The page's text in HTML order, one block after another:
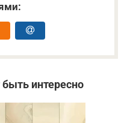
интересно